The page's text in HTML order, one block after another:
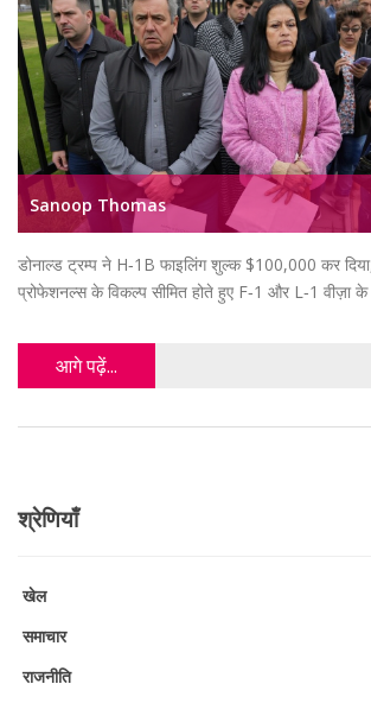
Sanoop Thomas
डोनाल्ड ट्रम्प ने H‑1B फाइलिंग शुल्क $100,000 कर
प्रोफेशनल्स के विकल्प सीमित होते हुए F‑1 और L‑1 वीज़ा
आगे पढ़ें...
श्रेणियाँ
खेल
समाचार
राजनीति